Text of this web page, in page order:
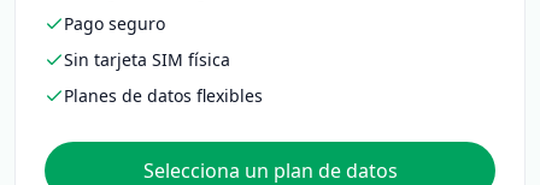
Pago seguro
Sin tarjeta SIM física
Planes de datos flexibles
Selecciona un plan de datos